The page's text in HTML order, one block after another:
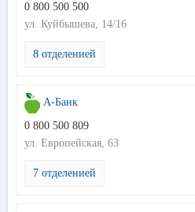
0 800 500 500
ул. Куйбышева, 14/16
8 отделенией
А-Банк
0 800 500 809
ул. Европейская, 63
7 отделенией